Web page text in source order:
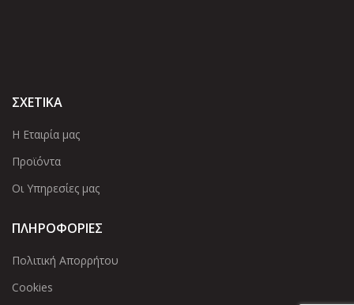
ΣΧΕΤΙΚΑ
Η Εταιρία μας
Προϊόντα
Οι Υπηρεσίες μας
ΠΛΗΡΟΦΟΡΙΕΣ
Πολιτική Απορρήτου
Cookies